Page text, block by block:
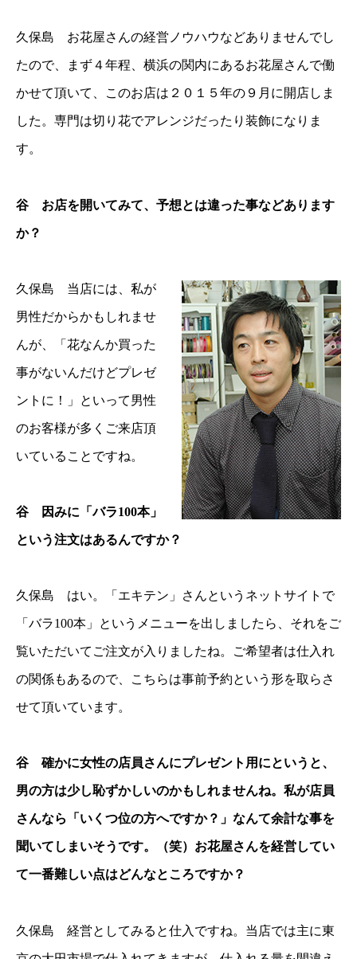
久保島 お花屋さんの経営ノウハウなどありませんでし
たので、まず４年程、横浜の関内にあるお花屋さんで働
かせて頂いて、このお店は２０１５年の９月に開店しま
した。専門は切り花でアレンジだったり装飾になりま
す。
谷 お店を開いてみて、予想とは違った事などあります
か？
久保島 当店には、私が
男性だからかもしれませ
んが、「花なんか買った
事がないんだけどプレゼ
ントに！」といって男性
のお客様が多くご来店頂
いていることですね。
谷 因みに「バラ100本」
という注文はあるんですか？
久保島 はい。「エキテン」さんというネットサイトで
「バラ100本」というメニューを出しましたら、それをご
覧いただいてご注文が入りましたね。ご希望者は仕入れ
の関係もあるので、こちらは事前予約という形を取らさ
せて頂いています。
谷 確かに女性の店員さんにプレゼント用にというと、
男の方は少し恥ずかしいのかもしれませんね。私が店員
さんなら「いくつ位の方へですか？」なんて余計な事を
聞いてしまいそうです。（笑）お花屋さんを経営してい
て一番難しい点はどんなところですか？
久保島 経営としてみると仕入ですね。当店では主に東